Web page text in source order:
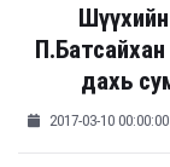
дахь
2017-03-10 00:00:00